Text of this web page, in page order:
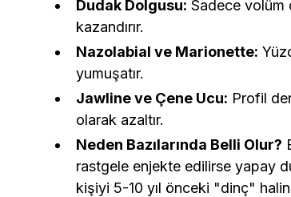
Dudak Dolgusu: Sadece volüm
kazandırır.
Nazolabial ve Marionette:
yumuşatır.
Jawline ve Çene Ucu: Profil
olarak azaltır.
Neden Bazılarında Belli Olur?
rastgele enjekte edilirse yapay
kişiyi 5-10 yıl önceki "dinç"